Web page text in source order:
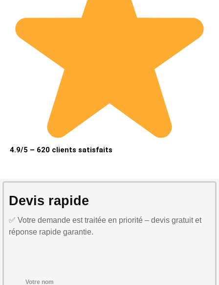
4.9/5 – 620 clients satisfaits
Devis rapide
✅ Votre demande est traitée en priorité – devis gratuit et
réponse rapide garantie.
Votre nom